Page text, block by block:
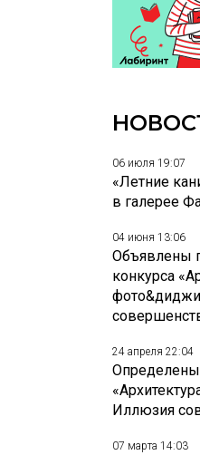
06 июля 19:07
«Летние
в галерее
04 июня 13:06
Объявлены
конкурса
24 апреля 22:04
Иллюзия
07 марта 14:03